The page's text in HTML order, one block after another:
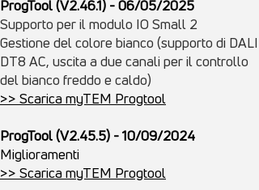
ProgTool (V2.46.1) - 06/05/2025
Supporto per il modulo IO Small 2
Gestione del colore bianco (supporto di DALI
DT8 AC, uscita a due canali per il controllo
del bianco freddo e caldo)
>> Scarica myTEM Progtool
ProgTool (V2.45.5) - 10/09/2024
Miglioramenti
>> Scarica myTEM Progtool